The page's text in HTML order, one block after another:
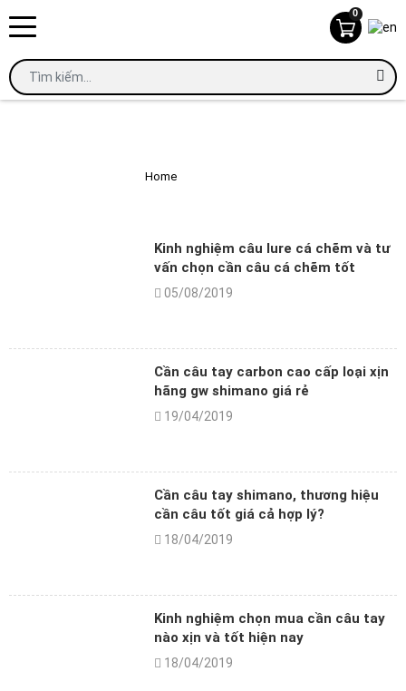
0
Home
Kinh nghiệm câu lure cá chẽm và tư
vấn chọn cần câu cá chẽm tốt
05/08/2019
Cần câu tay carbon cao cấp loại xịn
hãng gw shimano giá rẻ
19/04/2019
Cần câu tay shimano, thương hiệu
cần câu tốt giá cả hợp lý?
18/04/2019
Kinh nghiệm chọn mua cần câu tay
nào xịn và tốt hiện nay
18/04/2019